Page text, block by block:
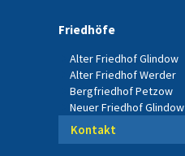
Friedhöfe
Alter Friedhof Glindow
Alter Friedhof Werder
Bergfriedhof Petzow
Neuer Friedhof Glindow
Kontakt